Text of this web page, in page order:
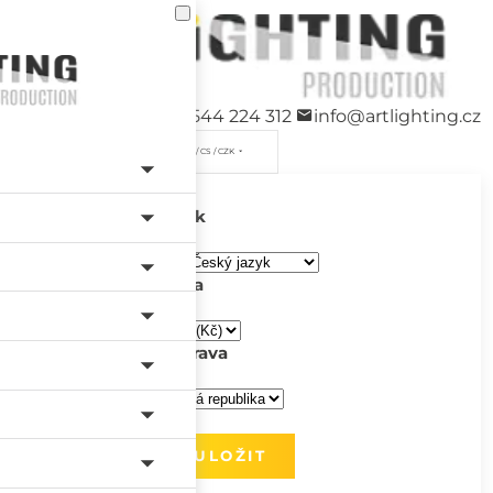
+420 544 224 312 info@artlighting.cz
/ CS / CZK
Jazyk
Měna
Doprava